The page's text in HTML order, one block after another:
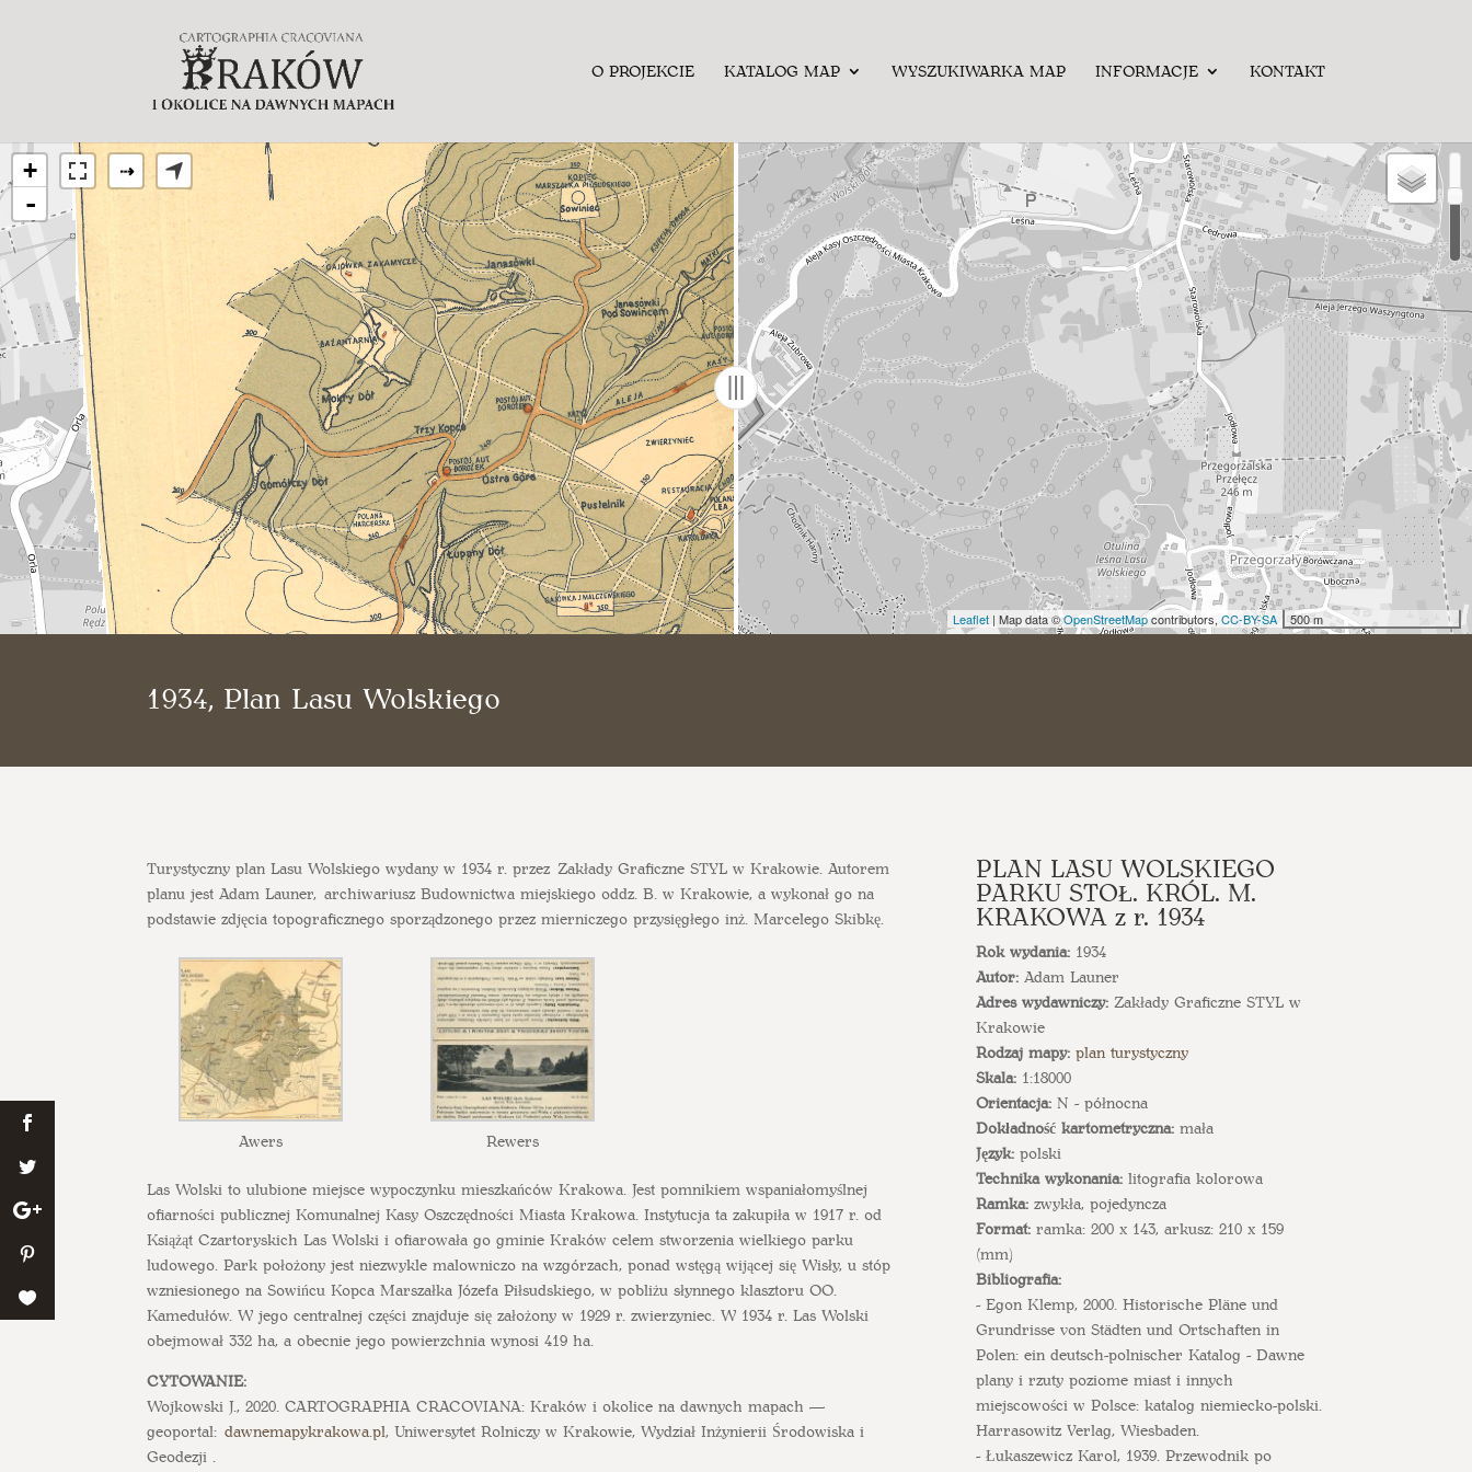
O PROJEKCIE KATALOG MAP WYSZUKIWARKA MAP INFORMACJE KONTAKT
+
-
⇢
500 m
Leaflet | Map data ©OpenStreetMapcontributors, CC-BY-SA
1934, Plan Lasu Wolskiego
Turystyczny plan Lasu Wolskiego wydany w 1934 r. przez Zakłady Graficzne STYL w Krakowie. Autorem
planu jest Adam Launer, archiwariusz Budownictwa miejskiego oddz. B. w Krakowie, a wykonał go na
podstawie zdjęcia topograficznego sporządzonego przez mierniczego przysięgłego inż. Marcelego Skibkę.
Awers Rewers
Las Wolski to ulubione miejsce wypoczynku mieszkańców Krakowa. Jest pomnikiem wspaniałomyślnej
ofiarności publicznej Komunalnej Kasy Oszczędności Miasta Krakowa. Instytucja ta zakupiła w 1917 r. od
Książąt Czartoryskich Las Wolski i ofiarowała go gminie Kraków celem stworzenia wielkiego parku
ludowego. Park położony jest niezwykle malowniczo na wzgórzach, ponad wstęgą wijącej się Wisły, u stóp
wzniesionego na Sowińcu Kopca Marszałka Józefa Piłsudskiego, w pobliżu słynnego klasztoru OO.
Kamedułów. W jego centralnej części znajduje się założony w 1929 r. zwierzyniec. W 1934 r. Las Wolski
obejmował 332 ha, a obecnie jego powierzchnia wynosi 419 ha.
CYTOWANIE:
Wojkowski J., 2020. CARTOGRAPHIA CRACOVIANA: Kraków i okolice na dawnych mapach —
geoportal:dawnemapykrakowa.pl, Uniwersytet Rolniczy w Krakowie, Wydział Inżynierii Środowiska i
Geodezji .
PLAN LASU WOLSKIEGO
PARKU STOŁ. KRÓL. M.
KRAKOWA z r. 1934
Rok wydania:1934
Autor:Adam Launer
Adres wydawniczy:Zakłady Graficzne STYL w
Krakowie
Rodzaj mapy: plan turystyczny
Skala:1:18000
Orientacja:N - północna
Dokładność kartometryczna:mała
Język:polski
Technika wykonania:litografia kolorowa
Ramka:zwykła, pojedyncza
Format:ramka: 200 x 143, arkusz: 210 x 159
(mm)
Bibliografia:
- Egon Klemp, 2000. Historische Pläne und
Grundrisse von Städten und Ortschaften in
Polen: ein deutsch-polnischer Katalog - Dawne
plany i rzuty poziome miast i innych
miejscowości w Polsce: katalog niemiecko-polski.
Harrasowitz Verlag, Wiesbaden.
- Łukaszewicz Karol, 1939. Przewodnik po